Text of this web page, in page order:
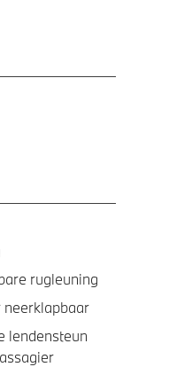
rugleuning
lendensteun